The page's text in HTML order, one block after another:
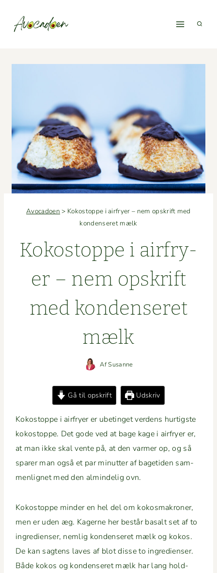
Avocadoen > Kokostoppe i airfryer – nem opskrift med
kondenseret mælk
Kokostoppe i air­fry­
er – nem opskrift
med kon­denseret
mælk
AfSusanne
Gå til opskrift Udskriv
Kokostoppe i air­fry­er er ubetinget ver­dens hur­tig­ste
kokostoppe. Det gode ved at bage kage i air­fry­er er,
at man ikke skal vente på, at den varmer op, og så
spar­er man også et par min­ut­ter af bage­ti­den sam­
men­lignet med den almin­delig ovn.
Kokostoppe min­der en hel del om kokos­makro­ner,
men er uden æg. Kagerne her består basalt set af to
ingre­di­enser, nem­lig kon­denseret mælk og kokos.
De kan sagtens laves af blot disse to ingre­di­enser.
Både kokos og kon­denseret mælk har lang hold­